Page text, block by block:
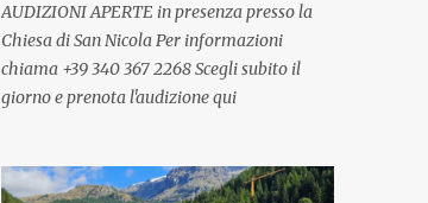
AUDIZIONI APERTE in presenza presso la
Chiesa di San Nicola Per informazioni
chiama +39 340 367 2268 Scegli subito il
giorno e prenota l'audizione qui